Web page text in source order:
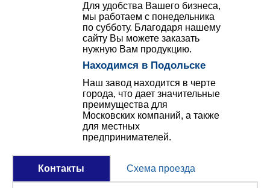
Для удобства Вашего бизнеса,
мы работаем с понедельника
по субботу. Благодаря нашему
сайту Вы можете заказать
нужную Вам продукцию.
Находимся в Подольске
Наш завод находится в черте
города, что дает значительные
преимущества для
Московских компаний, а также
для местных
предпринимателей.
Контакты Схема проезда